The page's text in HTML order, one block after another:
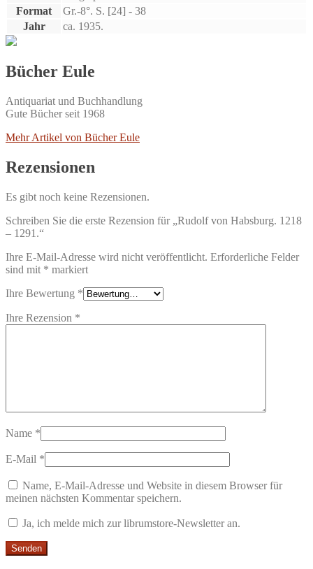
Format
Gr.-8°. S. [24] - 38
Jahr
ca. 1935.
Bücher Eule
Antiquariat und Buchhandlung
Gute Bücher seit 1968
Mehr Artikel von Bücher Eule
Rezensionen
Es gibt noch keine Rezensionen.
Schreiben Sie die erste Rezension für „Rudolf von Habsburg. 1218
– 1291.“
Ihre E-Mail-Adresse wird nicht veröffentlicht. Erforderliche Felder
sind mit * markiert
Ihre Bewertung *
Ihre Rezension *
Name *
E-Mail *
Name, E-Mail-Adresse und Website in diesem Browser für
meinen nächsten Kommentar speichern.
Ja, ich melde mich zur librumstore-Newsletter an.